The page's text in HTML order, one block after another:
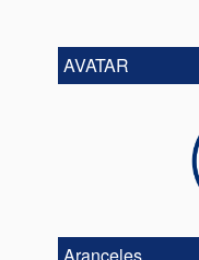
AVATAR